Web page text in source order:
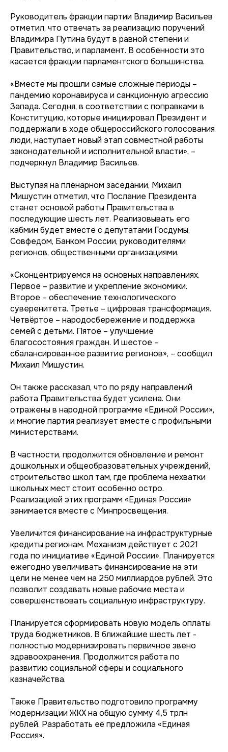
Руководитель фракции партии Владимир Васильев
отметил, что отвечать за реализацию поручений
Владимира Путина будут в равной степени и
Правительство, и парламент. В особенности это
касается фракции парламентского большинства.
«Вместе мы прошли самые сложные периоды –
пандемию коронавируса и санкционную агрессию
Запада. Сегодня, в соответствии с поправками в
Конституцию, которые инициировал Президент и
поддержали в ходе общероссийского голосования
люди, наступает новый этап совместной работы
законодательной и исполнительной власти», –
подчеркнул Владимир Васильев.
Выступая на пленарном заседании, Михаил
Мишустин отметил, что Послание Президента
станет основой работы Правительства в
последующие шесть лет. Реализовывать его
кабмин будет вместе с депутатами Госдумы,
Совфедом, Банком России, руководителями
регионов, общественными организациями.
«Сконцентрируемся на основных направлениях.
Первое – развитие и укрепление экономики.
Второе – обеспечение технологического
суверенитета. Третье – цифровая трансформация.
Четвёртое – народосбережение и поддержка
семей с детьми. Пятое – улучшение
благосостояния граждан. И шестое –
сбалансированное развитие регионов», – сообщил
Михаил Мишустин.
Он также рассказал, что по ряду направлений
работа Правительства будет усилена. Они
отражены в народной программе «Единой России»,
и многие партия реализует вместе с профильными
министерствами.
В частности, продолжится обновление и ремонт
дошкольных и общеобразовательных учреждений,
строительство школ там, где проблема нехватки
школьных мест стоит особенно остро.
Реализацией этих программ «Единая Россия»
занимается вместе с Минпросвещения.
Увеличится финансирование на инфраструктурные
кредиты регионам. Механизм действует с 2021
года по инициативе «Единой России». Планируется
ежегодно увеличивать финансирование на эти
цели не менее чем на 250 миллиардов рублей. Это
позволит создавать новые рабочие места и
совершенствовать социальную инфраструктуру.
Планируется сформировать новую модель оплаты
труда бюджетников. В ближайшие шесть лет -
полностью модернизировать первичное звено
здравоохранения. Продолжится работа по
развитию социальной сферы и социального
казначейства.
Также Правительство подготовило программу
модернизации ЖКХ на общую сумму 4,5 трлн
рублей. Разработать её предложила «Единая
Россия».